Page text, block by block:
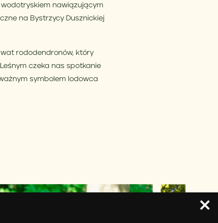
nawiązującym
na Bystrzycy Dusznickiej
rododendronów, który
czeka nas spotkanie
symbolem lodowca